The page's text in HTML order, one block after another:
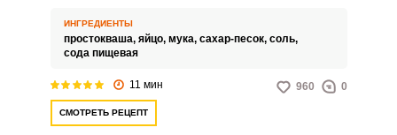
аромата. Простокваша также
способствует хорошему
ИНГРЕДИЕНТЫ
простокваша, яйцо, мука, сахар-песок, соль,
сода пищевая
11 мин 960 0
СМОТРЕТЬ РЕЦЕПТ